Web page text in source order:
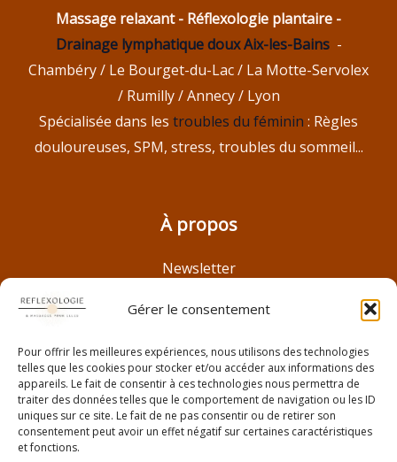
Gérer le consentement
Pour offrir les meilleures expériences, nous utilisons des technologies
telles que les cookies pour stocker et/ou accéder aux informations des
appareils. Le fait de consentir à ces technologies nous permettra de
traiter des données telles que le comportement de navigation ou les ID
uniques sur ce site. Le fait de ne pas consentir ou de retirer son
consentement peut avoir un effet négatif sur certaines caractéristiques
et fonctions.
Massage relaxant - Réflexologie plantaire -
Drainage lymphatique doux Aix-les-Bains-
Chambéry / Le Bourget-du-Lac / La Motte-Servolex
/ Rumilly / Annecy / Lyon
Spécialisée dans les troubles du féminin : Règles
douloureuses, SPM, stress, troubles du sommeil...
À propos
Newsletter
Réflexologie à Lyon
Réflexologie à Aix Les Bains
Troubles féminins
Bon cadeau bien être à Aix Les Bains
Avis clientes